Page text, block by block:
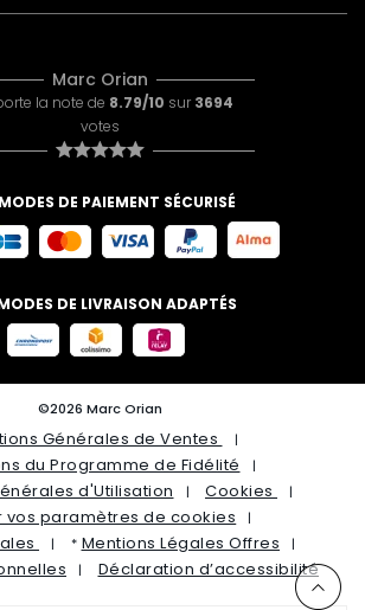
Marc Orian
la note de 8.79/10 sur 3694
votes
DE PAIEMENT SÉCURISÉ
DE LIVRAISON ADAPTÉS
©2026 Marc Orian
Générales de Ventes
du Programme de Fidélité
d'Utilisation
Cookies
vos paramètres de cookies
* Mentions Légales Offres
Déclaration d’accessibilité